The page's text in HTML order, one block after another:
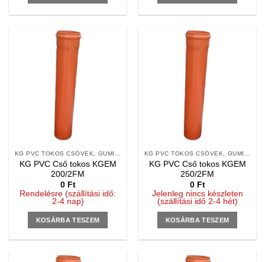
KG PVC TOKOS CSÖVEK, GUMIGYŰRŰS, 2 M
KG PVC Cső tokos KGEM
200/2FM
0 Ft
Rendelésre (szállítási idő:
2-4 nap)
KOSÁRBA TESZEM
KG PVC TOKOS CSÖVEK, GUMIGYŰRŰS, 2 M
KG PVC Cső tokos KGEM
250/2FM
0 Ft
Jelenleg nincs készleten
(szállítási idő 2-4 hét)
KOSÁRBA TESZEM